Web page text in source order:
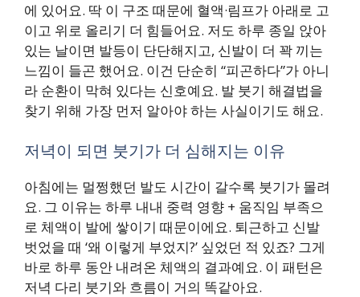
에 있어요. 딱 이 구조 때문에 혈액·림프가 아래로 고
이고 위로 올리기 더 힘들어요. 저도 하루 종일 앉아
있는 날이면 발등이 단단해지고, 신발이 더 꽉 끼는
느낌이 들곤 했어요. 이건 단순히 “피곤하다”가 아니
라 순환이 막혀 있다는 신호예요. 발 붓기 해결법을
찾기 위해 가장 먼저 알아야 하는 사실이기도 해요.
저녁이 되면 붓기가 더 심해지는 이유
아침에는 멀쩡했던 발도 시간이 갈수록 붓기가 몰려
요. 그 이유는 하루 내내 중력 영향 + 움직임 부족으
로 체액이 발에 쌓이기 때문이에요. 퇴근하고 신발
벗었을 때 ‘왜 이렇게 부었지?’ 싶었던 적 있죠? 그게
바로 하루 동안 내려온 체액의 결과예요. 이 패턴은
저녁 다리 붓기와 흐름이 거의 똑같아요.